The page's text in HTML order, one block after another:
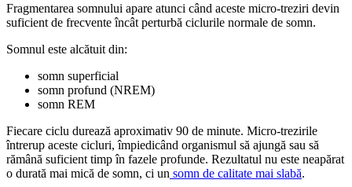
Fragmentarea somnului apare atunci când aceste micro-treziri devin
suficient de frecvente încât perturbă ciclurile normale de somn.
Somnul este alcătuit din:
somn superficial
somn profund (NREM)
somn REM
Fiecare ciclu durează aproximativ 90 de minute. Micro-trezirile
întrerup aceste cicluri, împiedicând organismul să ajungă sau să
rămână suficient timp în fazele profunde. Rezultatul nu este neapărat
o durată mai mică de somn, ci un somn de calitate mai slabă.